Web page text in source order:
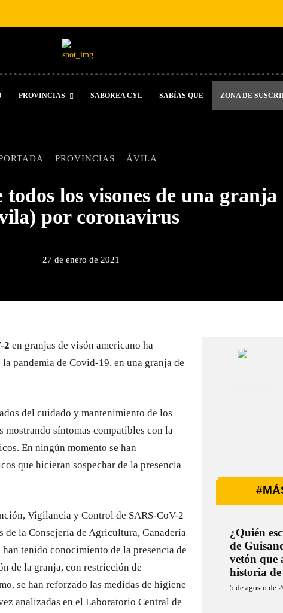
PROVINCIAS SABOREA CYL SABÍAS QUE ZONA DE
PROVINCIAS ÁVILA
los visones de una
por coronavirus
27 de enero de 2021
2 en granjas de visón americano ha
pandemia de Covid-19, en una granja de
del cuidado y mantenimiento de los
síntomas compatibles con la
En ningún momento se han
que hicieran sospechar de la presencia
Vigilancia y Control de SARS-CoV-2
la Consejería de Agricultura, Ganadería
tenido conocimiento de la presencia de
de la granja, con restricción de
se han reforzado las medidas de higiene
analizadas en el Laboratorio Central de
¿Quién
de
vetón que
historia
5 de agosto de